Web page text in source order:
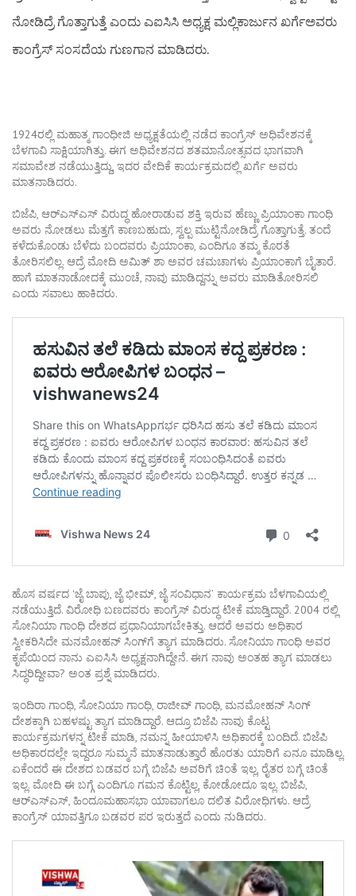
ನೋಡಿದ್ರೆ ಗೊತ್ತಾಗುತ್ತೆ ಎಂದು ಎಐಸಿಸಿ ಅಧ್ಯಕ್ಷ ಮಲ್ಲಿಕಾರ್ಜುನ ಖರ್ಗೆಅವರು
ಕಾಂಗ್ರೆಸ್‌ ಸಂಸದೆಯ ಗುಣಗಾನ ಮಾಡಿದರು.
1924ರಲ್ಲಿ ಮಹಾತ್ಮ ಗಾಂಧೀಜಿ ಅಧ್ಯಕ್ಷತೆಯಲ್ಲಿ ನಡೆದ ಕಾಂಗ್ರೆಸ್ ಅಧಿವೇಶನಕ್ಕೆ
ಬೆಳಗಾವಿ ಸಾಕ್ಷಿಯಾಗಿತ್ತು. ಈಗ ಅಧಿವೇಶನದ ಶತಮಾನೋತ್ಸವದ ಭಾಗವಾಗಿ
ಸಮಾವೇಶ ನಡೆಯುತ್ತಿದ್ದು, ಇದರ ವೇದಿಕೆ ಕಾರ್ಯಕ್ರಮದಲ್ಲಿ ಖರ್ಗೆ ಅವರು
ಮಾತನಾಡಿದರು.
ಬಿಜೆಪಿ, ಆರ್‌ಎಸ್ಎಸ್ ವಿರುದ್ಧ ಹೋರಾಡುವ ಶಕ್ತಿ ಇರುವ ಹೆಣ್ಣು ಪ್ರಿಯಾಂಕಾ ಗಾಂಧಿ
ಅವರು ನೋಡಲು ಮೆತ್ತಗೆ ಕಾಣಬಹುದು, ಸ್ವಲ್ಪ ಮುಟ್ಟಿನೋಡಿದ್ರೆ ಗೊತ್ತಾಗುತ್ತೆ. ತಂದೆ
ಕಳೆದುಕೊಂಡು ಬೆಳೆದು ಬಂದವರು ಪ್ರಿಯಾಂಕಾ, ಎಂದಿಗೂ ತಮ್ಮ ಕೊರತೆ
ತೋರಿಸಲಿಲ್ಲ. ಆದ್ರೆ ಮೋದಿ ಅಮಿತ್‌ ಶಾ ಅವರ ಚಮಚಾಗಳು ಪ್ರಿಯಾಂಕಾಗೆ ಬೈತಾರೆ.
ಹಾಗೆ ಮಾತನಾಡೋದಕ್ಕೆ ಮುಂಚೆ, ನಾವು ಮಾಡಿದ್ದನ್ನು ಅವರು ಮಾಡಿತೋರಿಸಲಿ
ಎಂದು ಸವಾಲು ಹಾಕಿದರು.
ಹೊಸ ವರ್ಷದ ʻಜೈ ಬಾಪು, ಜೈ ಭೀಮ್, ಜೈ ಸಂವಿಧಾನʼ ಕಾರ್ಯಕ್ರಮ ಬೆಳಗಾವಿಯಲ್ಲಿ
ನಡೆಯುತ್ತಿದೆ. ವಿರೋಧಿ ಬಣದವರು ಕಾಂಗ್ರೆಸ್ ವಿರುದ್ಧ ಟೀಕೆ ಮಾಡ್ತಿದ್ದಾರೆ. 2004 ರಲ್ಲಿ
ಸೋನಿಯಾ ಗಾಂಧಿ ದೇಶದ ಪ್ರಧಾನಿಯಾಗಬೇಕಿತ್ತು. ಆದರೆ ಅವರು ಅಧಿಕಾರ
ಸ್ವೀಕರಿಸಿದೇ ಮನಮೋಹನ್ ಸಿಂಗ್‌ಗೆ ತ್ಯಾಗ ಮಾಡಿದರು. ಸೋನಿಯಾ ಗಾಂಧಿ ಅವರ
ಕೃಪೆಯಿಂದ ನಾನು ಎಐಸಿಸಿ ಅಧ್ಯಕ್ಷನಾಗಿದ್ದೇನೆ. ಈಗ ನಾವು ಅಂತಹ ತ್ಯಾಗ ಮಾಡಲು
ಸಿದ್ಧರಿದ್ದೀವಾ? ಅಂತ ಪ್ರಶ್ನೆ ಮಾಡಿದರು.
ಇಂದಿರಾ ಗಾಂಧಿ, ಸೋನಿಯಾ ಗಾಂಧಿ, ರಾಜೀವ್ ಗಾಂಧಿ, ಮನಮೋಹನ್ ಸಿಂಗ್
ದೇಶಕ್ಕಾಗಿ ಬಹಳಷ್ಟು ತ್ಯಾಗ ಮಾಡಿದ್ದಾರೆ. ಆದ್ರೂ ಬಿಜೆಪಿ ನಾವು ಕೊಟ್ಟ
ಕಾರ್ಯಕ್ರಮಗಳನ್ನ ಟೀಕೆ ಮಾಡಿ, ನಮನ್ನ ಹೀಯಾಳಿಸಿ ಅಧಿಕಾರಕ್ಕೆ ಬಂದಿದೆ. ಬಿಜೆಪಿ
ಅಧಿಕಾರದಲ್ಲೇ ಇದ್ದರೂ ಸುಮ್ಮನೆ ಮಾತನಾಡುತ್ತಾರೆ ಹೊರತು ಯಾರಿಗೆ ಏನೂ ಮಾಡಿಲ್ಲ.
ಏಕೆಂದರೆ ಈ ದೇಶದ ಬಡವರ ಬಗ್ಗೆ ಬಿಜೆಪಿ ಅವರಿಗೆ ಚಿಂತೆ ಇಲ್ಲ, ರೈತರ ಬಗ್ಗೆ ಚಿಂತೆ
ಇಲ್ಲ. ಮೋದಿ ಈ ಬಗ್ಗೆ ಎಂದಿಗೂ ಗಮನ ಕೊಟ್ಟಿಲ್ಲ, ಕೋಡೋದೂ ಇಲ್ಲ. ಬಿಜೆಪಿ,
ಆರ್‌ಎಸ್‌ಎಸ್‌, ಹಿಂದೂಮಹಾಸಭಾ ಯಾವಾಗಲೂ ದಲಿತ ವಿರೋಧಿಗಳು. ಆದ್ರೆ
ಕಾಂಗ್ರೆಸ್‌ ಯಾವತ್ತಿಗೂ ಬಡವರ ಪರ ಇರುತ್ತದೆ ಎಂದು ನುಡಿದರು.